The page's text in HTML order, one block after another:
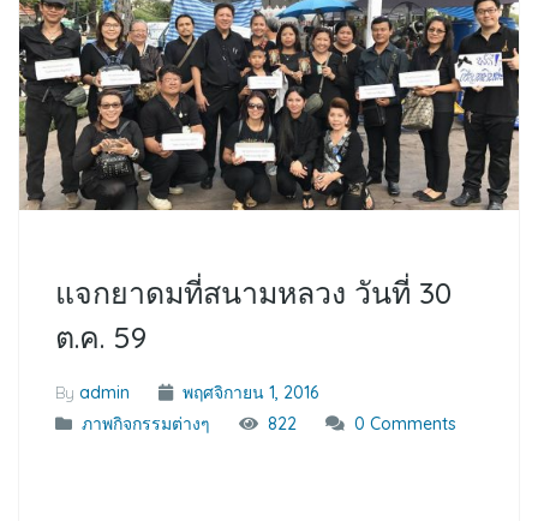
แจกยาดมที่สนามหลวง วันที่ 30
ต.ค. 59
By admin
พฤศจิกายน 1, 2016
ภาพกิจกรรมต่างๆ
822 0 Comments